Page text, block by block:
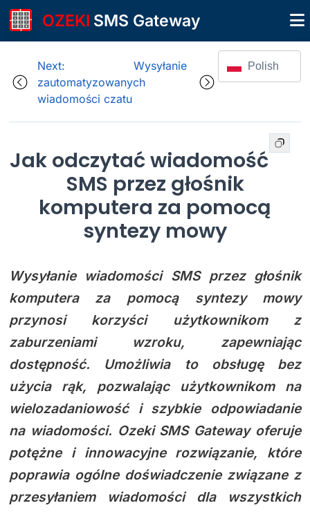
OZEKI SMS Gateway
Next: Wysyłanie
zautomatyzowanych
wiadomości czatu
Polish
Jak odczytać wiadomość
SMS przez głośnik
komputera za pomocą
syntezy mowy
Wysyłanie wiadomości SMS przez głośnik
komputera za pomocą syntezy mowy
przynosi korzyści użytkownikom z
zaburzeniami wzroku, zapewniając
dostępność. Umożliwia to obsługę bez
użycia rąk, pozwalając użytkownikom na
wielozadaniowość i szybkie odpowiadanie
na wiadomości. Ozeki SMS Gateway oferuje
potężne i innowacyjne rozwiązanie, które
poprawia ogólne doświadczenie związane z
przesyłaniem wiadomości dla wszystkich